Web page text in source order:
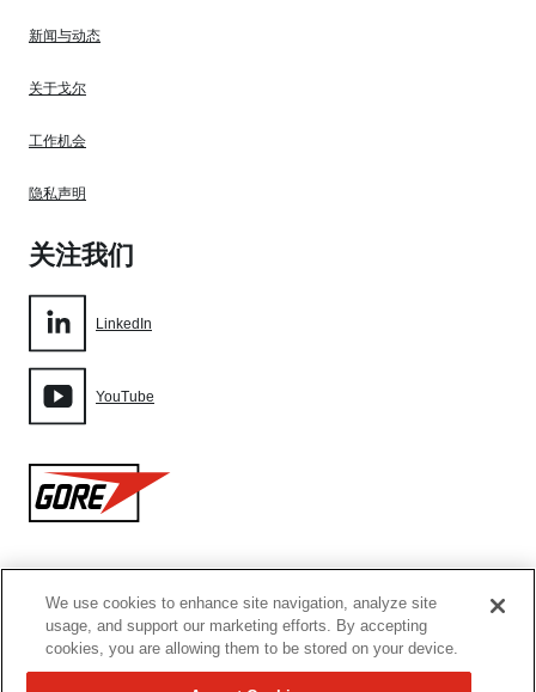
新闻与动态
关于戈尔
工作机会
隐私声明
关注我们
LinkedIn
YouTube
Gore
网站地图
Cookie设置
We use cookies to enhance site navigation, analyze site
usage, and support our marketing efforts. By accepting
cookies, you are allowing them to be stored on your device.